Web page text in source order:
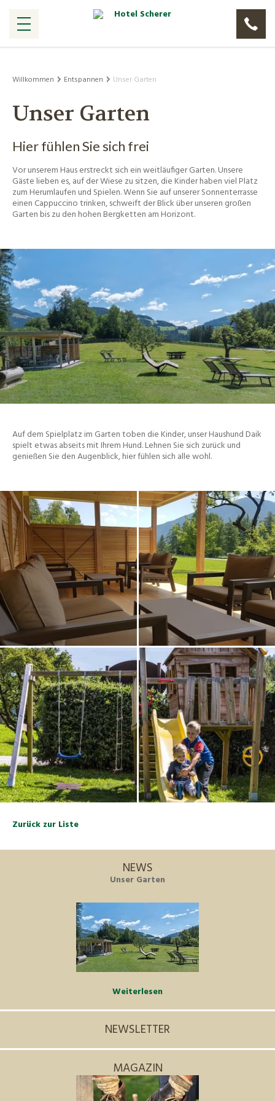
Willkommen Entspannen Unser Garten
Unser Garten
Hier fühlen Sie sich frei
Vor unserem Haus erstreckt sich ein weitläufiger Garten. Unsere
Gäste lieben es, auf der Wiese zu sitzen, die Kinder haben viel Platz
zum Herumlaufen und Spielen. Wenn Sie auf unserer Sonnenterrasse
einen Cappuccino trinken, schweift der Blick über unseren großen
Garten bis zu den hohen Bergketten am Horizont.
Auf dem Spielplatz im Garten toben die Kinder, unser Haushund Daik
spielt etwas abseits mit Ihrem Hund. Lehnen Sie sich zurück und
genießen Sie den Augenblick, hier fühlen sich alle wohl.
Zurück zur Liste
NEWS
Unser Garten
Weiterlesen
NEWSLETTER
MAGAZIN